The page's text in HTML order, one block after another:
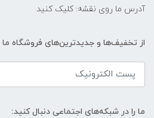
آدرس ما روی نقشه: کلیک کنید
از تخفیف‌ها و جدیدترین‌های فروشگاه ما
ما را در شبکه‌های اجتماعی دنبال کنید: